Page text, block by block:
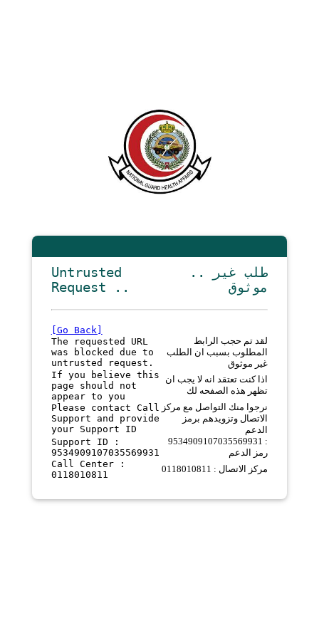
Untrusted
Request ..
.. طلب غير
موثوق
[Go Back]
The requested URL
was blocked due to
untrusted request.
لقد تم حجب الرابط
المطلوب بسبب ان الطلب
غير موثوق
If you believe this
page should not
appear to you
اذا كنت تعتقد انه لا يجب ان
تظهر هذه الصفحه لك
Please contact Call
Support and provide
your Support ID
نرجوا منك التواصل مع مركز
الاتصال وتزويدهم برمز
الدعم
Support ID :
9534909107035569931
9534909107035569931 :
رمز الدعم
Call Center :
0118010811
مركز الاتصال : 0118010811